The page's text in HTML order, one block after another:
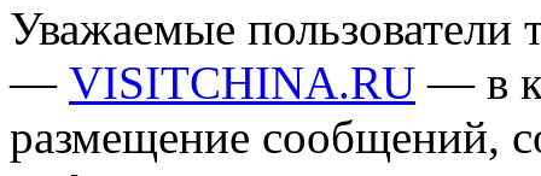
Уважаемые пользователи
— VISITCHINA.RU — в
размещение сообщений,